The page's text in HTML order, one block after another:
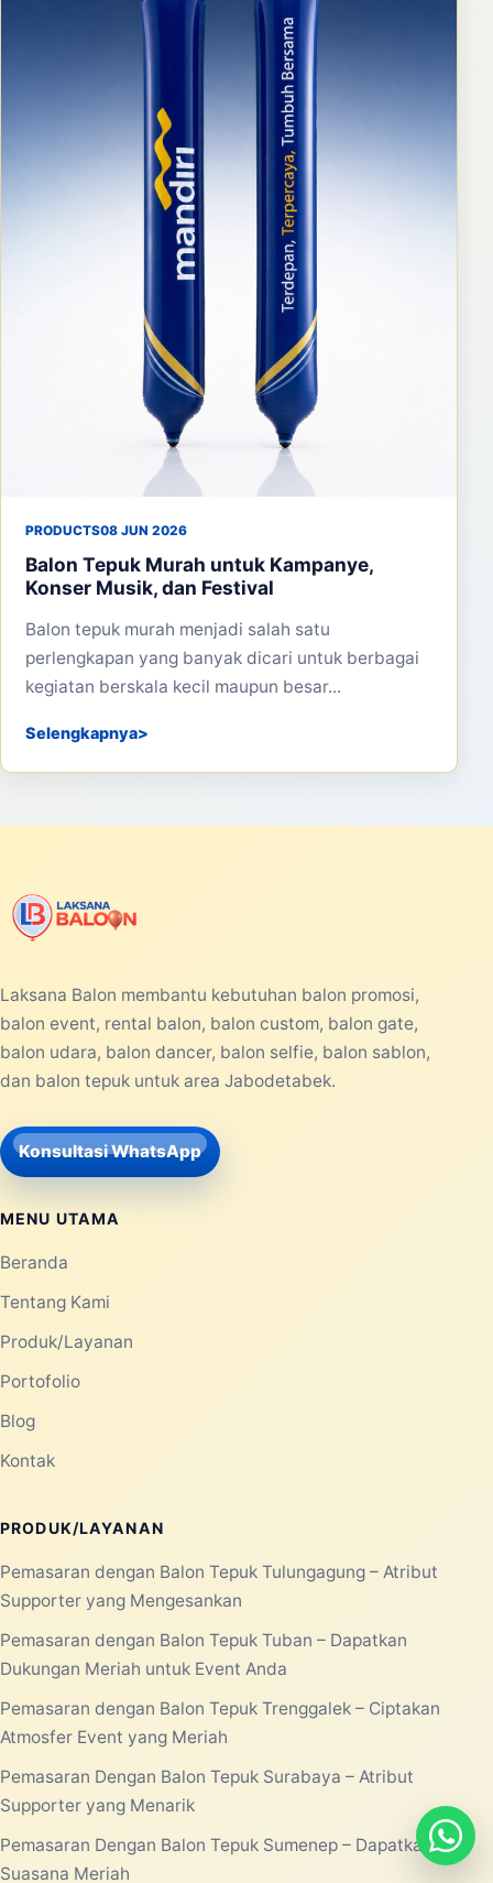
PRODUCTS08 JUN 2026
Balon Tepuk Murah untuk Kampanye,
Konser Musik, dan Festival
Balon tepuk murah menjadi salah satu
perlengkapan yang banyak dicari untuk berbagai
kegiatan berskala kecil maupun besar...
Selengkapnya
Laksana Balon membantu kebutuhan balon promosi,
balon event, rental balon, balon custom, balon gate,
balon udara, balon dancer, balon selfie, balon sablon,
dan balon tepuk untuk area Jabodetabek.
Konsultasi WhatsApp
MENU UTAMA
Beranda
Tentang Kami
Produk/Layanan
Portofolio
Blog
Kontak
PRODUK/LAYANAN
Pemasaran dengan Balon Tepuk Tulungagung – Atribut
Supporter yang Mengesankan
Pemasaran dengan Balon Tepuk Tuban – Dapatkan
Dukungan Meriah untuk Event Anda
Pemasaran dengan Balon Tepuk Trenggalek – Ciptakan
Atmosfer Event yang Meriah
Pemasaran Dengan Balon Tepuk Surabaya – Atribut
Supporter yang Menarik
Pemasaran Dengan Balon Tepuk Sumenep – Dapatkan
Suasana Meriah